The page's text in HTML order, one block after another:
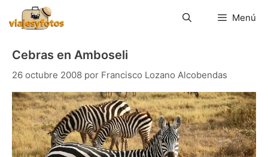
contenido
Menú
Cebras en Amboseli
26 octubre 2008 por Francisco Lozano Alcobendas